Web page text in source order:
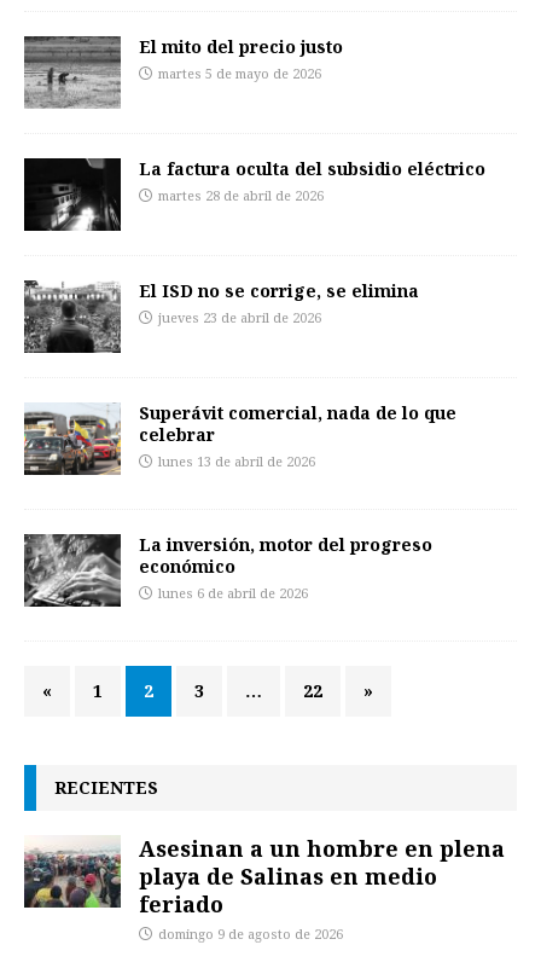
El mito del precio justo
martes 5 de mayo de 2026
La factura oculta del subsidio eléctrico
martes 28 de abril de 2026
El ISD no se corrige, se elimina
jueves 23 de abril de 2026
Superávit comercial, nada de lo que
celebrar
lunes 13 de abril de 2026
La inversión, motor del progreso
económico
lunes 6 de abril de 2026
« 1 2 3 … 22 »
RECIENTES
Asesinan a un hombre en plena
playa de Salinas en medio
feriado
domingo 9 de agosto de 2026